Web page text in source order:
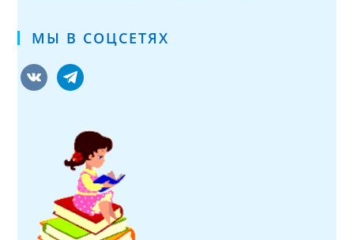
МЫ В СОЦСЕТЯХ
vkontaktetelegram